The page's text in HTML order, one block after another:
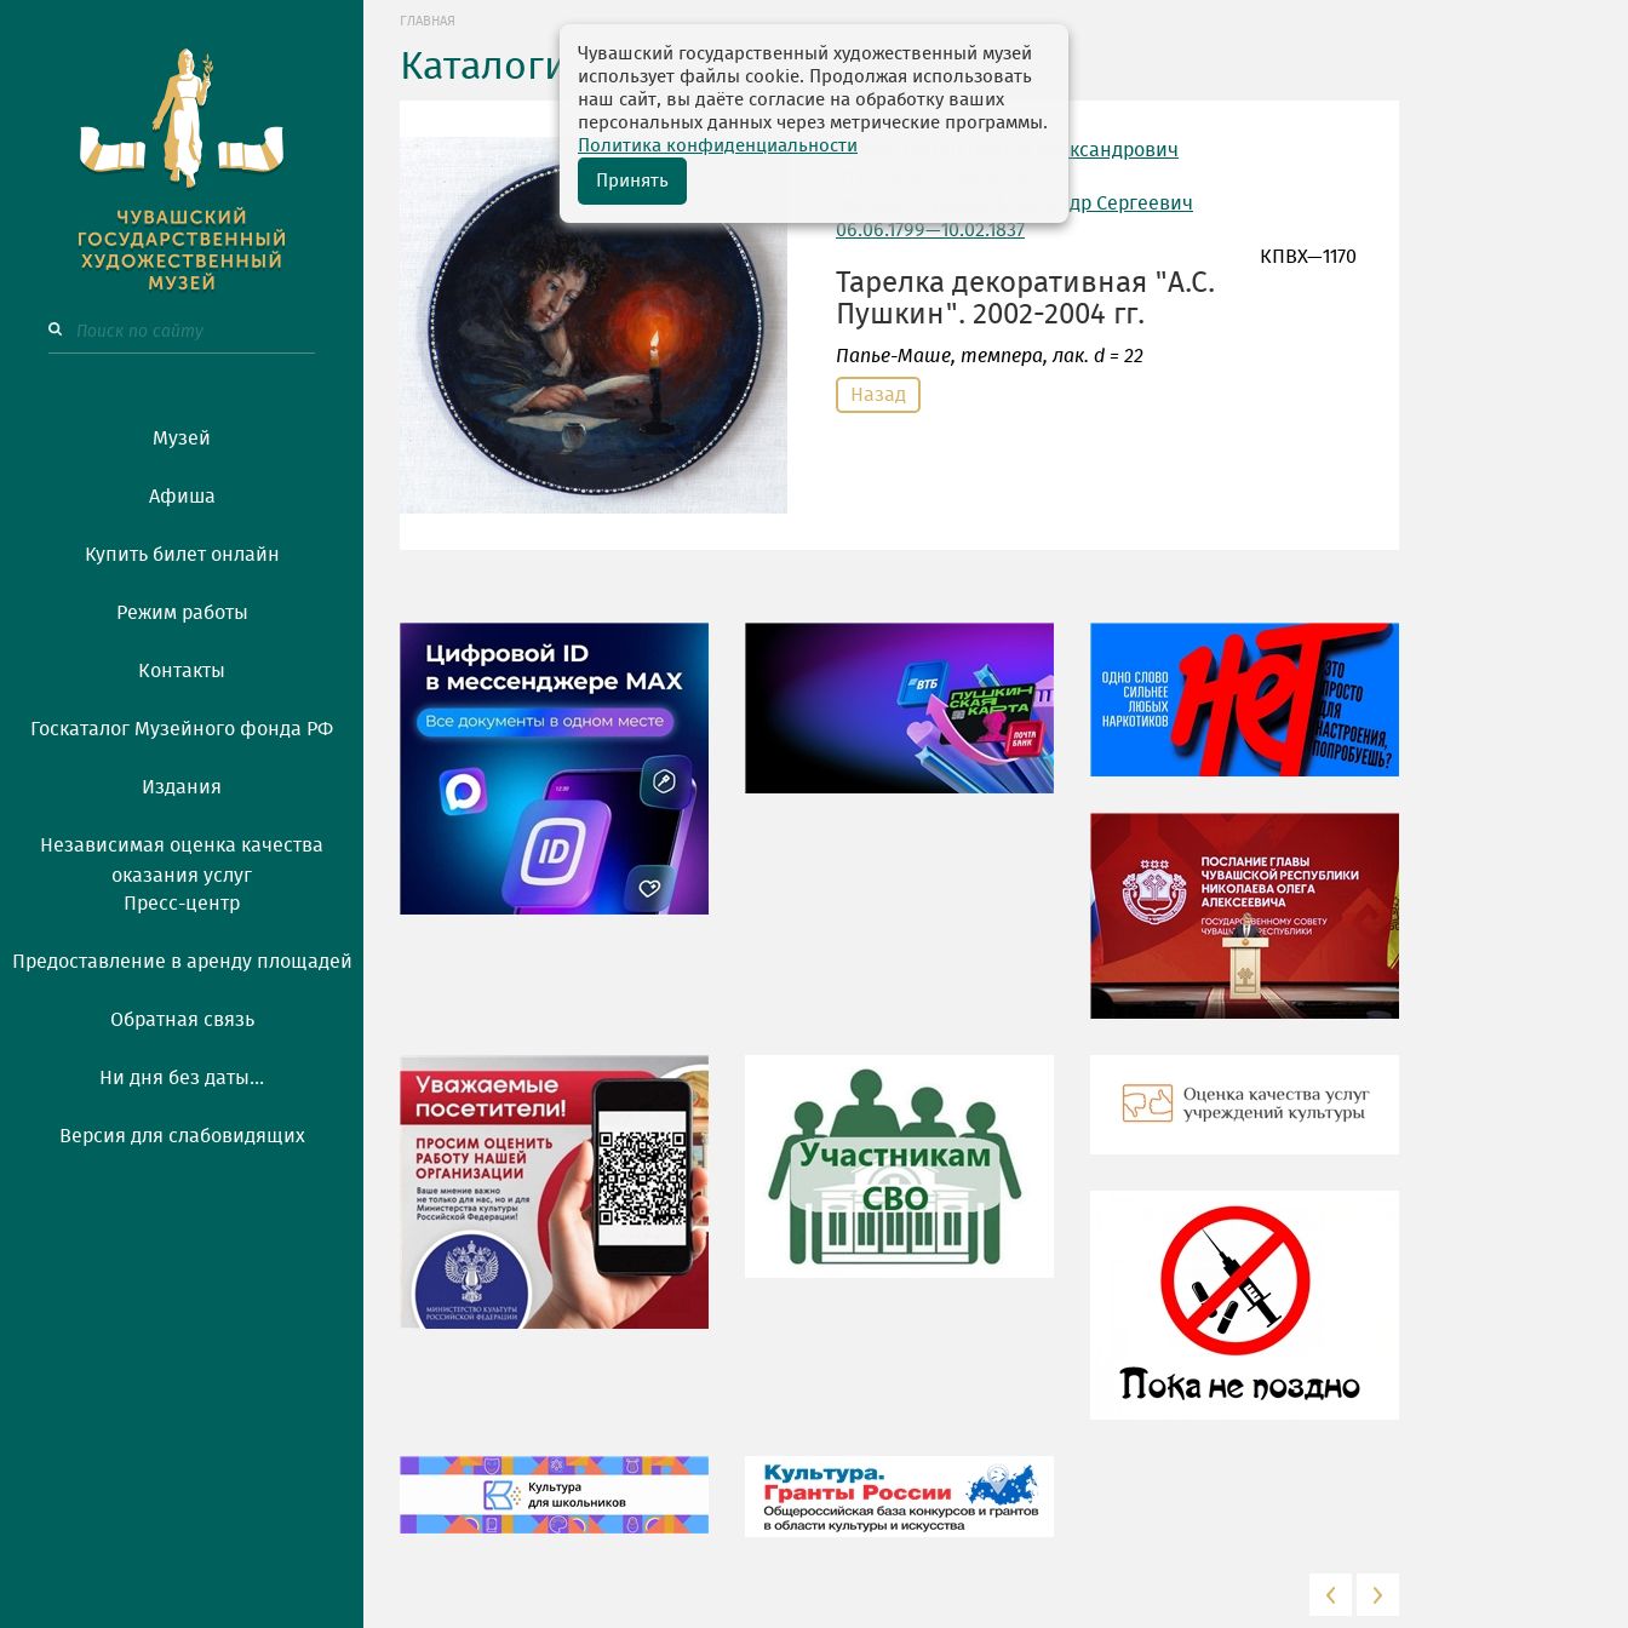
Музей
Афиша
Купить билет онлайн
Режим работы
Контакты
Госкаталог Музейного фонда РФ
Издания
Независимая оценка качества
оказания услуг
Пресс-центр
Предоставление в аренду площадей
Обратная связь
Ни дня без даты...
Версия для слабовидящих
ГЛАВНАЯ
Каталоги выставок
автор: Панин Виктор Александрович
модель: Пушкин Александр Сергеевич
06.06.1799—10.02.1837
КПВХ—1170
Тарелка декоративная "А.С.
Пушкин". 2002-2004 гг.
Папье-Маше, темпера, лак. d = 22
Назад
НИ ДНЯ БЕЗ ДАТЫ...
08 августа
ВСЕМИРНЫЙ ДЕНЬ
КОШЕК
Чувашский государственный художественный музей
использует файлы cookie. Продолжая использовать
наш сайт, вы даёте согласие на обработку ваших
персональных данных через метрические программы.
Политика конфиденциальности
Принять